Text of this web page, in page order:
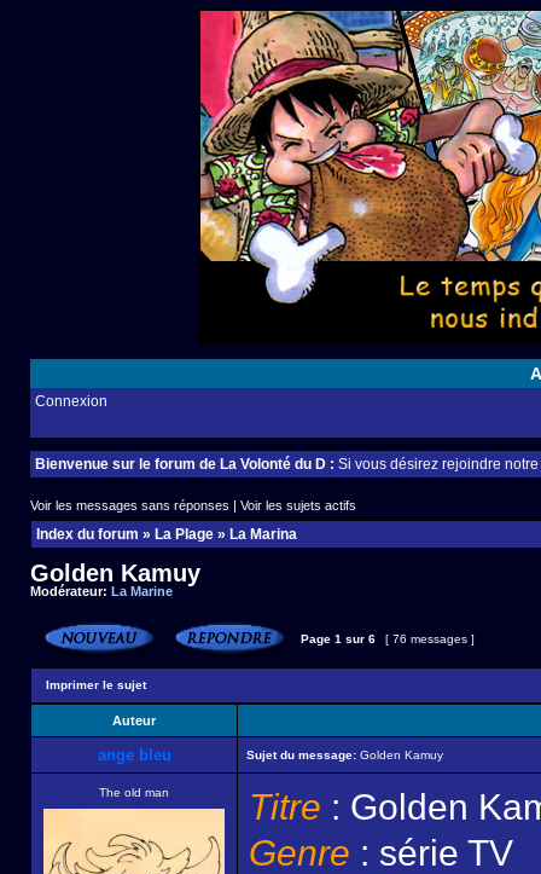
Connexion
Bienvenue sur le forum de La Volonté du D : Si vous désirez rejoindre
Voir les messages sans réponses | Voir les sujets actifs
Index du forum » La Plage » La Marina
Golden Kamuy
Modérateur: La Marine
Page 1 sur 6 [ 76 messages ]
Imprimer le sujet
Auteur
ange bleu Sujet du message: Golden Kamuy
The old man Titre : Golden
Genre : série TV